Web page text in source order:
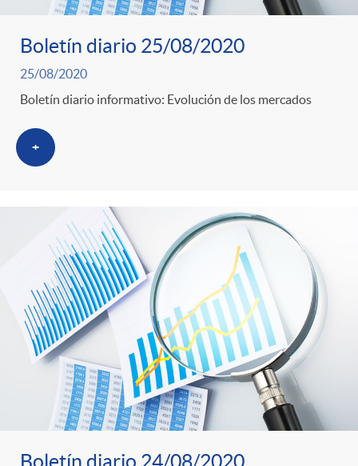
Boletín diario 25/08/2020
25/08/2020
Boletín diario informativo: Evolución de los mercados
+
Boletín diario 24/08/2020